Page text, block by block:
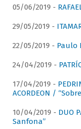
05/06/2019 -
29/05/2019 -
22/05/2019 - Paulo
24/04/2019 -
17/04/2019 -
ACORDEON /
10/04/2019 - DUO
Sanfona”